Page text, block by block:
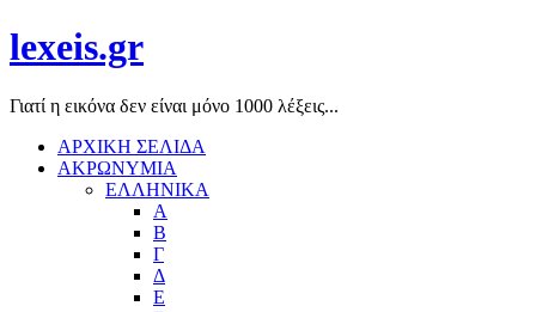
lexeis.gr
Γιατί η εικόνα δεν είναι μόνο 1000 λέξεις...
ΑΡΧΙΚΗ ΣΕΛΙΔΑ
ΑΚΡΩΝΥΜΙΑ
ΕΛΛΗΝΙΚΑ
Α
Β
Γ
Δ
Ε